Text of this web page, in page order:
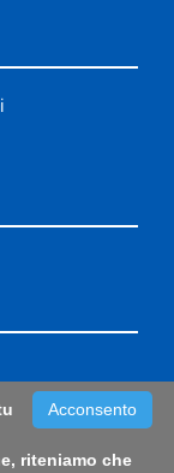
istanza per
Acconsento
riteniamo che